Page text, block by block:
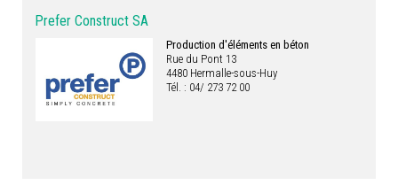
Prefer Construct SA
Production d'éléments en béton
Rue du Pont 13
4480 Hermalle-sous-Huy
Tél. : 04/ 273 72 00